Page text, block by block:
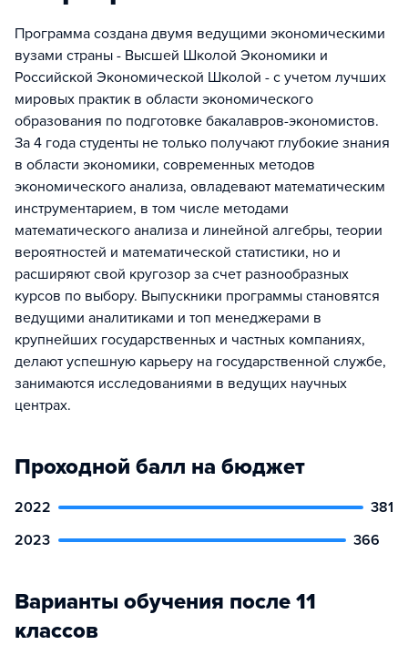
Программа создана двумя ведущими экономическими
вузами страны - Высшей Школой Экономики и
Российской Экономической Школой - с учетом лучших
мировых практик в области экономического
образования по подготовке бакалавров-экономистов.
За 4 года студенты не только получают глубокие знания
в области экономики, современных методов
экономического анализа, овладевают математическим
инструментарием, в том числе методами
математического анализа и линейной алгебры, теории
вероятностей и математической статистики, но и
расширяют свой кругозор за счет разнообразных
курсов по выбору. Выпускники программы становятся
ведущими аналитиками и топ менеджерами в
крупнейших государственных и частных компаниях,
делают успешную карьеру на государственной службе,
занимаются исследованиями в ведущих научных
центрах.
Проходной балл на бюджет
2022
381
2023
366
Варианты обучения после 11
классов